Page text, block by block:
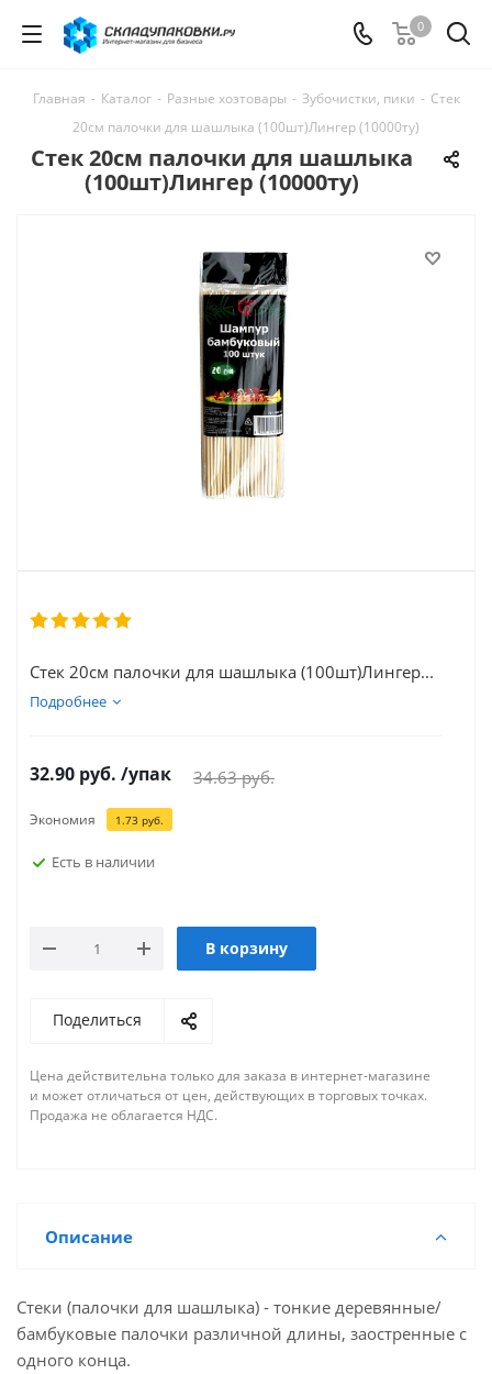
0
Главная - Каталог - Разные хозтовары - Зубочистки, пики - Стек
20см палочки для шашлыка (100шт)Лингер (10000ту)
Стек 20см палочки для шашлыка
(100шт)Лингер (10000ту)
Стек 20см палочки для шашлыка (100шт)Лингер...
Подробнее
32.90 руб. /упак 34.63руб.
Экономия 1.73 руб.
Есть в наличии
В корзину
Поделиться
Цена действительна только для заказа в интернет-магазине
и может отличаться от цен, действующих в торговых точках.
Продажа не облагается НДС.
Описание
Стеки (палочки для шашлыка) - тонкие деревянные/
бамбуковые палочки различной длины, заостренные с
одного конца.